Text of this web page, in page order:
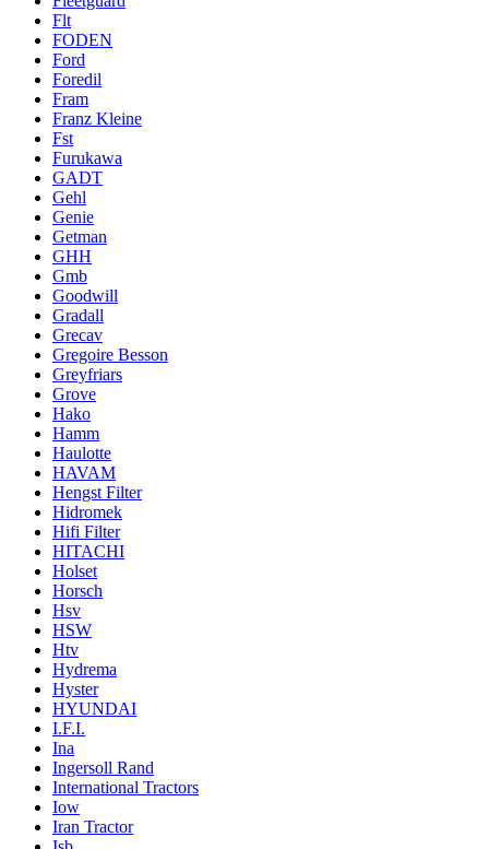
Flt
FODEN
Ford
Foredil
Fram
Franz Kleine
Fst
Furukawa
GADT
Gehl
Genie
Getman
GHH
Gmb
Goodwill
Gradall
Grecav
Gregoire Besson
Greyfriars
Grove
Hako
Hamm
Haulotte
HAVAM
Hengst Filter
Hidromek
Hifi Filter
HITACHI
Holset
Horsch
Hsv
HSW
Htv
Hydrema
Hyster
HYUNDAI
I.F.I.
Ina
Ingersoll Rand
International Tractors
Iow
Iran Tractor